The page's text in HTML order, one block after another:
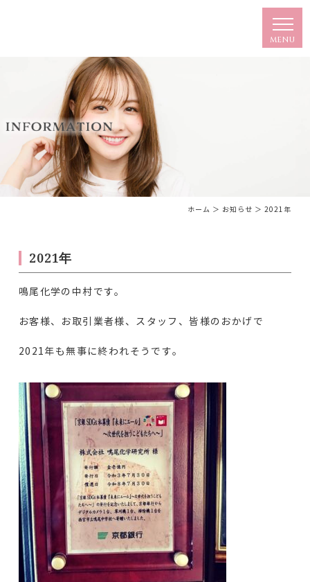
ホーム ＞ お知らせ ＞ 2021年
2021年
鳴尾化学の中村です。
お客様、お取引業者様、スタッフ、皆様のおかげで
2021年も無事に終われそうです。